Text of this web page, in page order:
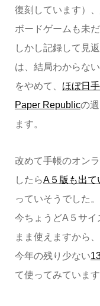
復刻しています）、
ボードゲームも未
しかし記録して見
は、結局わからな
をやめて、 ほぼ日
Paper Republicの
ます。
改めて手帳のオン
したらA５版も出て
っていそうでした。
今ちょうどA５サ
まま使えますから
今年の残り少ない
て使ってみています